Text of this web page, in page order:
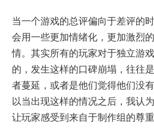
当一个游戏的总评偏向于差评的
会用一些更加情绪化，更加激烈
情。其实所有的玩家对于独立游
的，发生这样的口碑崩塌，往往
者蔓延，或者是他们觉得他们没
以当出现这样的情况之后，我认
让玩家感受到来自于制作组的尊重